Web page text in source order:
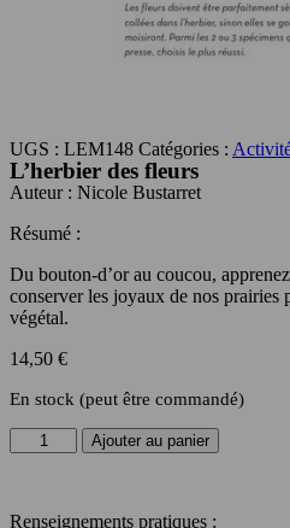
UGS : LEM148 Catégories :
L’herbier des fleurs
Auteur : Nicole Bustarret
Résumé :
Du bouton-d’or au coucou,
conserver les joyaux de nos prairies
végétal.
14,50 €
En stock (peut être commandé)
quantité
de
fleurs
Ajouter au panier
Renseignements pratiques :